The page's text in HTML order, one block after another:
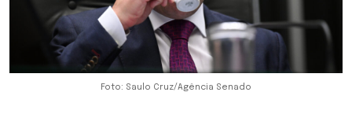
Foto: Saulo Cruz/Agência Senado